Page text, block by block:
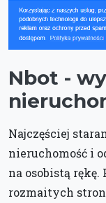
Nbot -
Najczęściej
nieruchomość i
na osobistą rękę.
rozmaitych